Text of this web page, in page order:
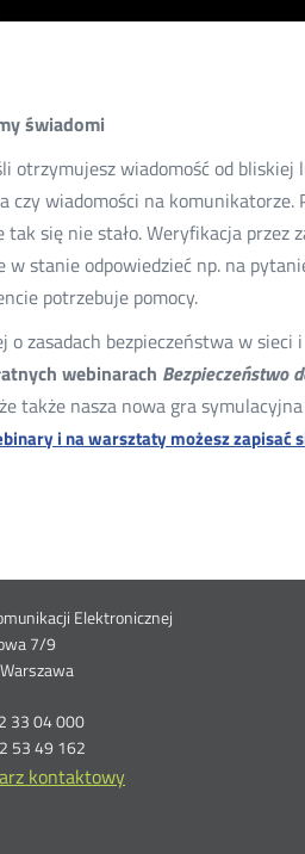
świadomi
otrzymujesz wiadomość od
czy wiadomości na komunikatorze.
tak się nie stało. Weryfikacja
w stanie odpowiedzieć np. na
potrzebuje pomocy.
o zasadach bezpieczeństwa w
webinarach Bezpieczeństwo
także nasza nowa gra
i na warsztaty możesz zapisać
Elektronicznej
7/9
33 04 000
53 49 162
kontaktowy